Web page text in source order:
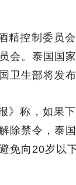
精控制委员
会。泰国国
卫生部将发
报》称，如果
除禁令，泰
免向20岁以